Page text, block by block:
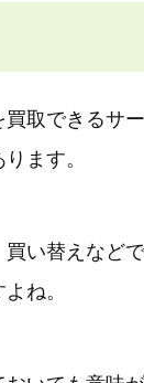
取できるサ
ます。
い替えなど
ね。